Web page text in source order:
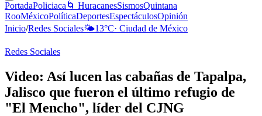
PortadaPoliciaca 🌀 HuracanesSismosQuintana
RooMéxicoPolíticaDeportesEspectáculosOpinión
Inicio/Redes Sociales🌤️13°C· Ciudad de México
Redes Sociales
Video: Así lucen las cabañas de Tapalpa,
Jalisco que fueron el último refugio de
"El Mencho", líder del CJNG